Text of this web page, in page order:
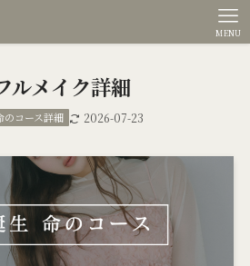
MENU
メイク詳細
のコース詳細 2026-07-23